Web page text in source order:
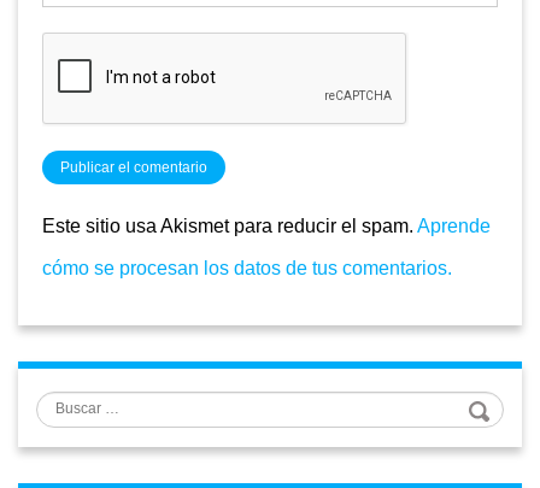
Este sitio usa Akismet para reducir el spam. Aprende
cómo se procesan los datos de tus comentarios.
Buscar